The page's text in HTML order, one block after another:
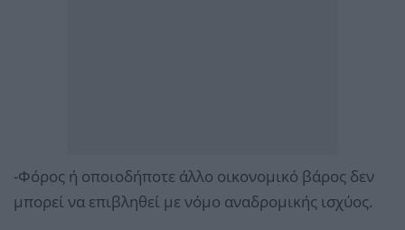
-Φόρος ή οποιοδήποτε άλλο οικονομικό βάρος δεν
μπορεί να επιβληθεί με νόμο αναδρομικής ισχύος.